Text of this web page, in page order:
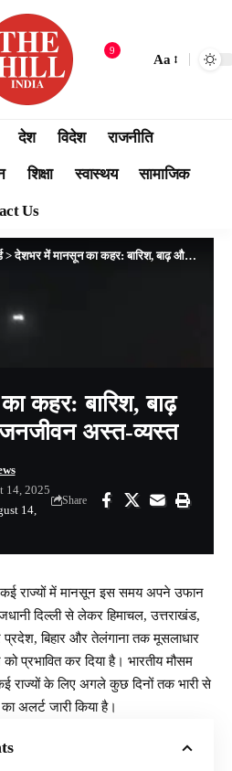
9
Aa
देश विदेश राजनीति
शिक्षा स्वास्थय सामाजिक
Us
>देशभर में मानसून का कहर: बारिश, बाढ़ और भूस्खलन से जनजीवन अस्त-व्यस्त
कहर: बारिश, बाढ़
अस्त-व्यस्त
14,
14, 2025
Share
राज्यों में मानसून इस समय अपने उफान
दिल्ली से लेकर हिमाचल, उत्तराखंड,
प्रदेश, बिहार और तेलंगाना तक मूसलाधार
प्रभावित कर दिया है। भारतीय मौसम
राज्यों के लिए अगले कुछ दिनों तक भारी से
का अलर्ट जारी किया है।